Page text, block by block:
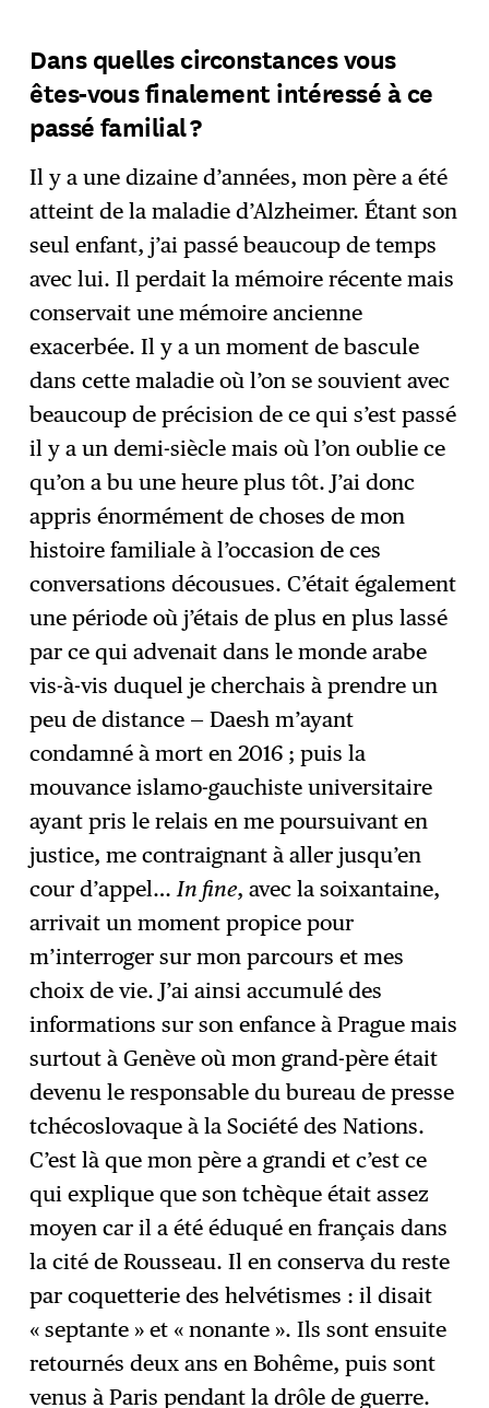
Dans quelles circonstances vous
êtes-vous finalement intéressé à ce
passé familial ?
Il y a une dizaine d’années, mon père a été
atteint de la maladie d’Alzheimer. Étant son
seul enfant, j’ai passé beaucoup de temps
avec lui. Il perdait la mémoire récente mais
conservait une mémoire ancienne
exacerbée. Il y a un moment de bascule
dans cette maladie où l’on se souvient avec
beaucoup de précision de ce qui s’est passé
il y a un demi-siècle mais où l’on oublie ce
qu’on a bu une heure plus tôt. J’ai donc
appris énormément de choses de mon
histoire familiale à l’occasion de ces
conversations décousues. C’était également
une période où j’étais de plus en plus lassé
par ce qui advenait dans le monde arabe
vis-à-vis duquel je cherchais à prendre un
peu de distance — Daesh m’ayant
condamné à mort en 2016 ; puis la
mouvance islamo-gauchiste universitaire
ayant pris le relais en me poursuivant en
justice, me contraignant à aller jusqu’en
cour d’appel…In fine, avec la soixantaine,
arrivait un moment propice pour
m’interroger sur mon parcours et mes
choix de vie. J’ai ainsi accumulé des
informations sur son enfance à Prague mais
surtout à Genève où mon grand-père était
devenu le responsable du bureau de presse
tchécoslovaque à la Société des Nations.
C’est là que mon père a grandi et c’est ce
qui explique que son tchèque était assez
moyen car il a été éduqué en français dans
la cité de Rousseau. Il en conserva du reste
par coquetterie des helvétismes : il disait
« septante » et « nonante ». Ils sont ensuite
retournés deux ans en Bohême, puis sont
venus à Paris pendant la drôle de guerre.